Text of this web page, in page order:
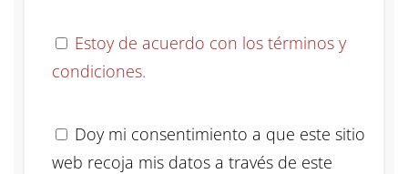
Estoy de acuerdo con los términos y
condiciones.
Doy mi consentimiento a que este sitio
web recoja mis datos a través de este